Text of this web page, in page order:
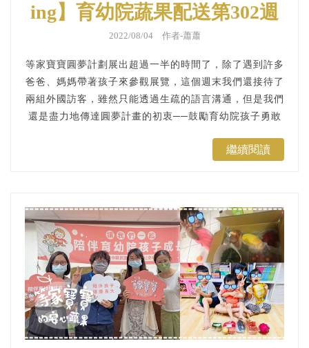
ing】育幼院蔬果配送第302週
｜蔬果週報
2022/08/04 作者-蕭蕭
等家寶寶圓夢計劃展出超過一半的時間了，除了遇到許多
爸爸、媽媽帶著孩子來參觀展覽，這個週末我們還接待了
兩組外國訪客，雖然只能透過生疏的語言溝通，但是我們
還是盡力地傳達圓夢計畫的初衷──鼓勵育幼院孩子勇敢
繼續閱讀